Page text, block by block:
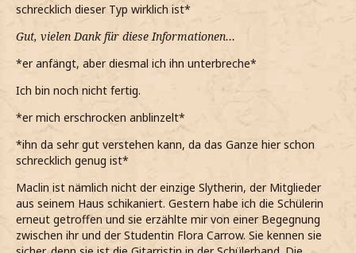
schrecklich dieser Typ wirklich ist*
Gut, vielen Dank für diese Informationen…
*er anfängt, aber diesmal ich ihn unterbreche*
Ich bin noch nicht fertig.
*er mich erschrocken anblinzelt*
*ihn da sehr gut verstehen kann, da das Ganze hier schon
schrecklich genug ist*
Maclin ist nämlich nicht der einzige Slytherin, der Mitglieder
aus seinem Haus schikaniert. Gestern habe ich die Schülerin
erneut getroffen und sie erzählte mir von einer Begegnung
zwischen ihr und der Studentin Flora Carrow. Sie kennen sie